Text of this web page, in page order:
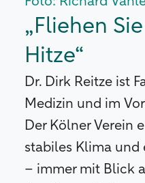
„Fliehen
Hitze“
Dr. Dirk Reitze ist
Medizin und im
Der Kölner Verein
stabiles Klima
– immer mit Blick